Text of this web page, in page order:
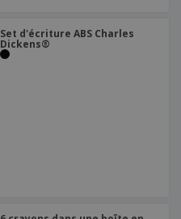
Set d'écriture ABS Charles
Dickens®